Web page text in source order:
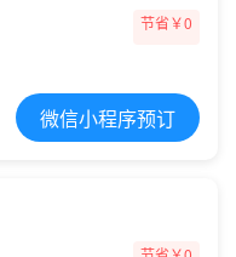
节省￥0
微信小程序预订